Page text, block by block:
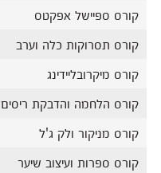
קורס ספיישל אפקטס
קורס תסרוקות כלה וערב
קורס מיקרובליידינג
קורס הלחמה והדבקת ריסים
קורס מניקור ולק ג'ל
קורס ספרות ועיצוב שיער